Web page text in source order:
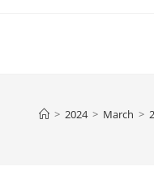
> 2024 > March >